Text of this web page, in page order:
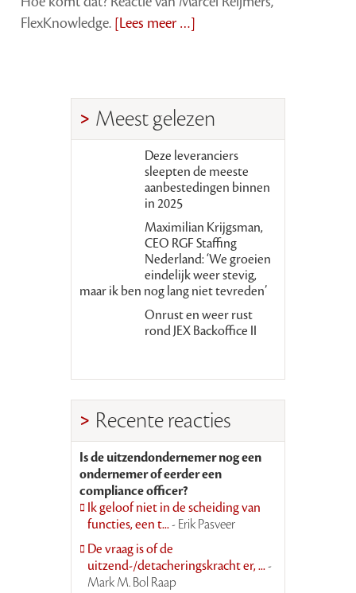
FlexKnowledge. [Lees meer …]
Meest gelezen
Deze leveranciers
sleepten de meeste
aanbestedingen binnen
in 2025
Maximilian Krijgsman,
CEO RGF Staffing
Nederland: ‘We groeien
eindelijk weer stevig,
maar ik ben nog lang niet tevreden’
Onrust en weer rust
rond JEX Backoffice II
Recente reacties
Is de uitzendondernemer nog een
ondernemer of eerder een
compliance officer?
Ik geloof niet in de scheiding van
functies, een t...- Erik Pasveer
De vraag is of de
uitzend-/detacheringskracht er, ...-
Mark M. Bol Raap